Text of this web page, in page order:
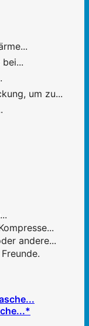
um zu...
andere...